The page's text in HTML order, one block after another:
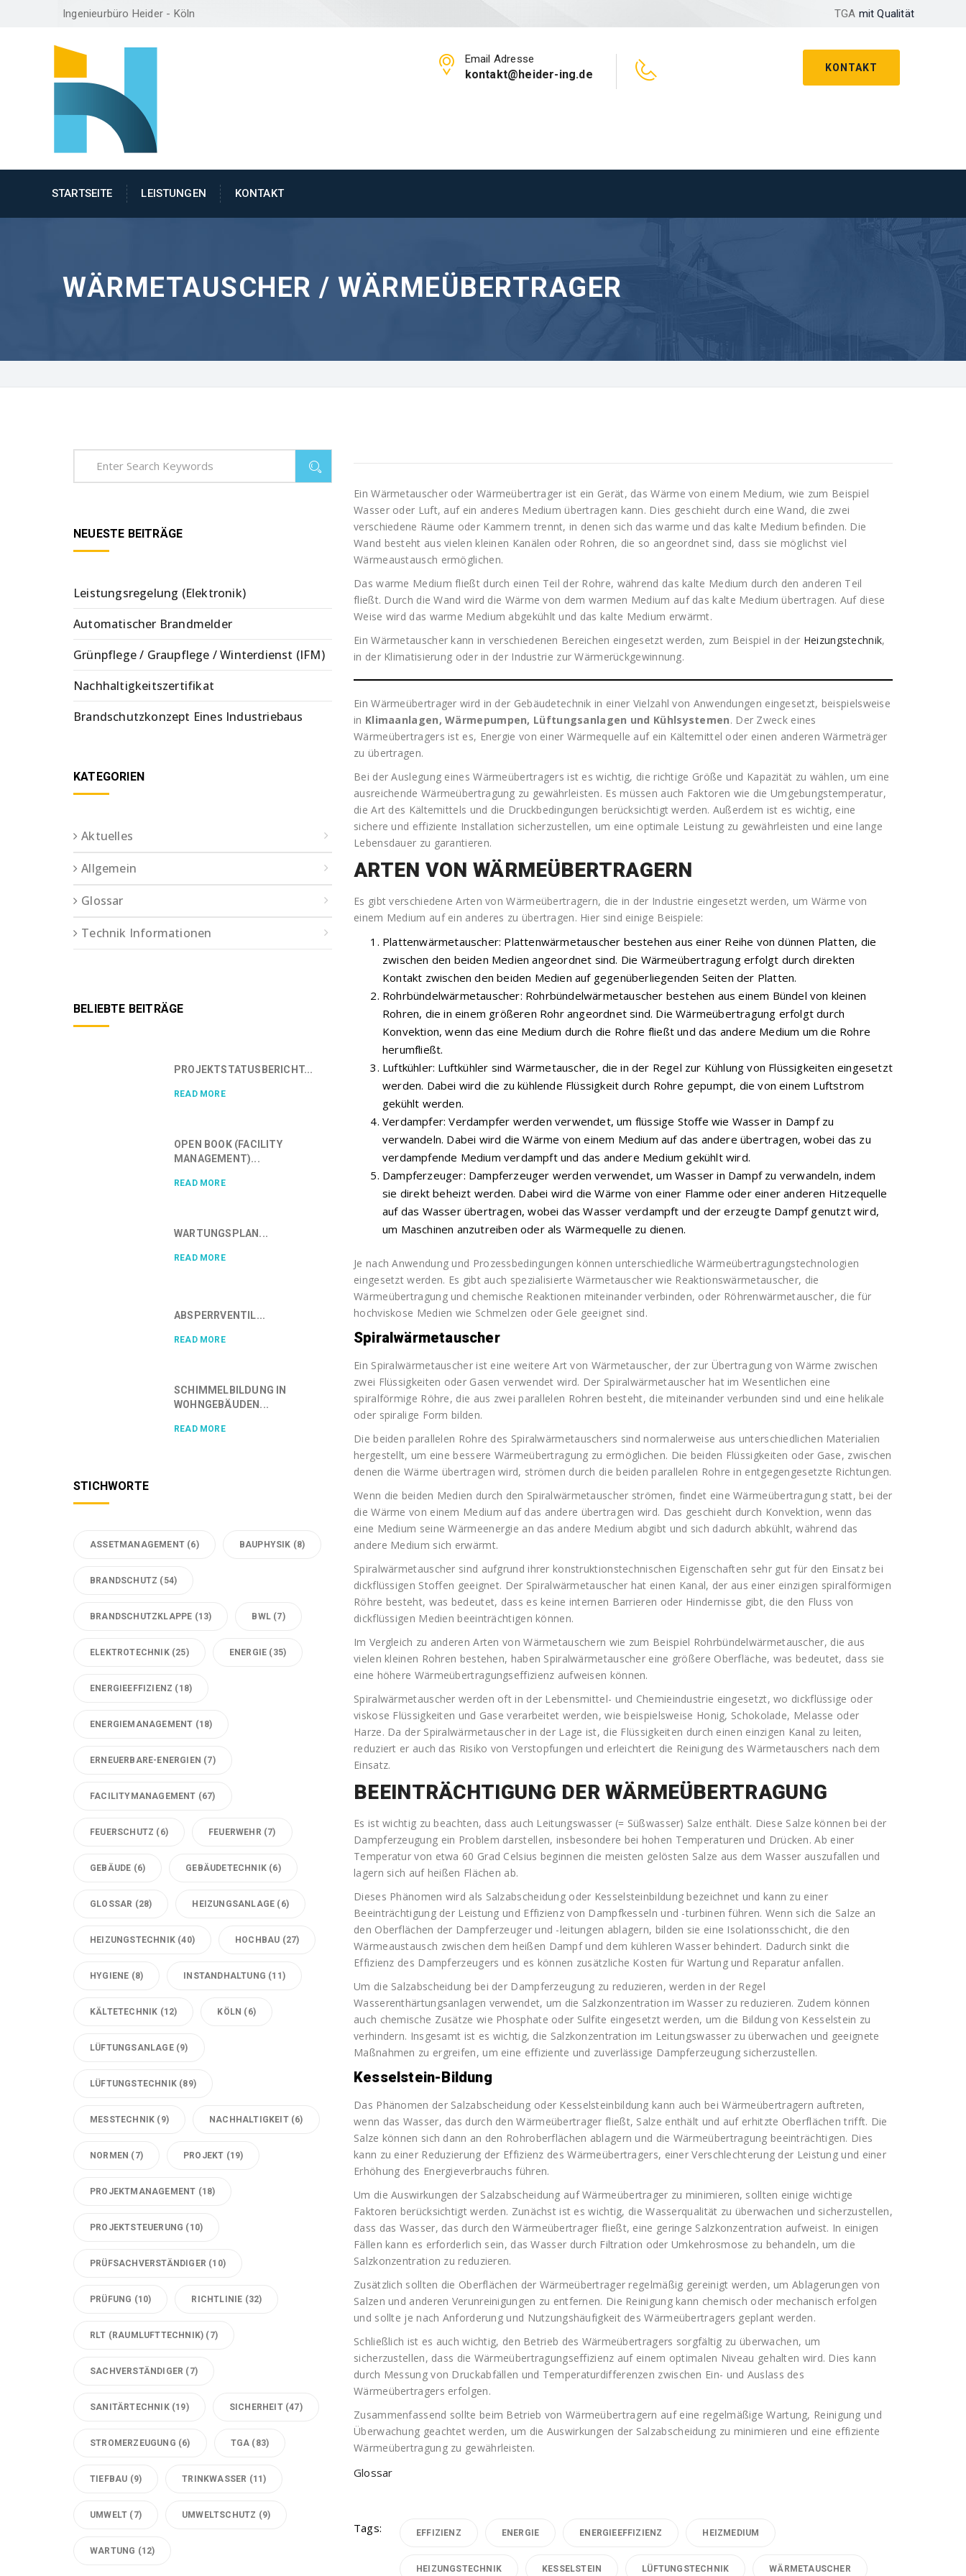
Ingenieurbüro Heider - Köln TGA mit Qualität
KONTAKT
Email Adresse
kontakt@heider-ing.de
STARTSEITE LEISTUNGEN KONTAKT
WÄRMETAUSCHER / WÄRMEÜBERTRAGER
Ein Wärmetauscher oder Wärmeübertrager ist ein Gerät, das Wärme von einem Medium, wie zum Beispiel
Wasser oder Luft, auf ein anderes Medium übertragen kann. Dies geschieht durch eine Wand, die zwei
verschiedene Räume oder Kammern trennt, in denen sich das warme und das kalte Medium befinden. Die
Wand besteht aus vielen kleinen Kanälen oder Rohren, die so angeordnet sind, dass sie möglichst viel
Wärmeaustausch ermöglichen.
Das warme Medium fließt durch einen Teil der Rohre, während das kalte Medium durch den anderen Teil
fließt. Durch die Wand wird die Wärme von dem warmen Medium auf das kalte Medium übertragen. Auf diese
Weise wird das warme Medium abgekühlt und das kalte Medium erwärmt.
Ein Wärmetauscher kann in verschiedenen Bereichen eingesetzt werden, zum Beispiel in der Heizungstechnik,
in der Klimatisierung oder in der Industrie zur Wärmerückgewinnung.
Ein Wärmeübertrager wird in der Gebäudetechnik in einer Vielzahl von Anwendungen eingesetzt, beispielsweise
in Klimaanlagen, Wärmepumpen, Lüftungsanlagen und Kühlsystemen. Der Zweck eines
Wärmeübertragers ist es, Energie von einer Wärmequelle auf ein Kältemittel oder einen anderen Wärmeträger
zu übertragen.
Bei der Auslegung eines Wärmeübertragers ist es wichtig, die richtige Größe und Kapazität zu wählen, um eine
ausreichende Wärmeübertragung zu gewährleisten. Es müssen auch Faktoren wie die Umgebungstemperatur,
die Art des Kältemittels und die Druckbedingungen berücksichtigt werden. Außerdem ist es wichtig, eine
sichere und effiziente Installation sicherzustellen, um eine optimale Leistung zu gewährleisten und eine lange
Lebensdauer zu garantieren.
ARTEN VON WÄRMEÜBERTRAGERN
Es gibt verschiedene Arten von Wärmeübertragern, die in der Industrie eingesetzt werden, um Wärme von
einem Medium auf ein anderes zu übertragen. Hier sind einige Beispiele:
Plattenwärmetauscher: Plattenwärmetauscher bestehen aus einer Reihe von dünnen Platten, die
zwischen den beiden Medien angeordnet sind. Die Wärmeübertragung erfolgt durch direkten
Kontakt zwischen den beiden Medien auf gegenüberliegenden Seiten der Platten.
Rohrbündelwärmetauscher: Rohrbündelwärmetauscher bestehen aus einem Bündel von kleinen
Rohren, die in einem größeren Rohr angeordnet sind. Die Wärmeübertragung erfolgt durch
Konvektion, wenn das eine Medium durch die Rohre fließt und das andere Medium um die Rohre
herumfließt.
Luftkühler: Luftkühler sind Wärmetauscher, die in der Regel zur Kühlung von Flüssigkeiten eingesetzt
werden. Dabei wird die zu kühlende Flüssigkeit durch Rohre gepumpt, die von einem Luftstrom
gekühlt werden.
Verdampfer: Verdampfer werden verwendet, um flüssige Stoffe wie Wasser in Dampf zu
verwandeln. Dabei wird die Wärme von einem Medium auf das andere übertragen, wobei das zu
verdampfende Medium verdampft und das andere Medium gekühlt wird.
Dampferzeuger: Dampferzeuger werden verwendet, um Wasser in Dampf zu verwandeln, indem
sie direkt beheizt werden. Dabei wird die Wärme von einer Flamme oder einer anderen Hitzequelle
auf das Wasser übertragen, wobei das Wasser verdampft und der erzeugte Dampf genutzt wird,
um Maschinen anzutreiben oder als Wärmequelle zu dienen.
Je nach Anwendung und Prozessbedingungen können unterschiedliche Wärmeübertragungstechnologien
eingesetzt werden. Es gibt auch spezialisierte Wärmetauscher wie Reaktionswärmetauscher, die
Wärmeübertragung und chemische Reaktionen miteinander verbinden, oder Röhrenwärmetauscher, die für
hochviskose Medien wie Schmelzen oder Gele geeignet sind.
Spiralwärmetauscher
Ein Spiralwärmetauscher ist eine weitere Art von Wärmetauscher, der zur Übertragung von Wärme zwischen
zwei Flüssigkeiten oder Gasen verwendet wird. Der Spiralwärmetauscher hat im Wesentlichen eine
spiralförmige Röhre, die aus zwei parallelen Rohren besteht, die miteinander verbunden sind und eine helikale
oder spiralige Form bilden.
Die beiden parallelen Rohre des Spiralwärmetauschers sind normalerweise aus unterschiedlichen Materialien
hergestellt, um eine bessere Wärmeübertragung zu ermöglichen. Die beiden Flüssigkeiten oder Gase, zwischen
denen die Wärme übertragen wird, strömen durch die beiden parallelen Rohre in entgegengesetzte Richtungen.
Wenn die beiden Medien durch den Spiralwärmetauscher strömen, findet eine Wärmeübertragung statt, bei der
die Wärme von einem Medium auf das andere übertragen wird. Das geschieht durch Konvektion, wenn das
eine Medium seine Wärmeenergie an das andere Medium abgibt und sich dadurch abkühlt, während das
andere Medium sich erwärmt.
Spiralwärmetauscher sind aufgrund ihrer konstruktionstechnischen Eigenschaften sehr gut für den Einsatz bei
dickflüssigen Stoffen geeignet. Der Spiralwärmetauscher hat einen Kanal, der aus einer einzigen spiralförmigen
Röhre besteht, was bedeutet, dass es keine internen Barrieren oder Hindernisse gibt, die den Fluss von
dickflüssigen Medien beeinträchtigen können.
Im Vergleich zu anderen Arten von Wärmetauschern wie zum Beispiel Rohrbündelwärmetauscher, die aus
vielen kleinen Rohren bestehen, haben Spiralwärmetauscher eine größere Oberfläche, was bedeutet, dass sie
eine höhere Wärmeübertragungseffizienz aufweisen können.
Spiralwärmetauscher werden oft in der Lebensmittel- und Chemieindustrie eingesetzt, wo dickflüssige oder
viskose Flüssigkeiten und Gase verarbeitet werden, wie beispielsweise Honig, Schokolade, Melasse oder
Harze. Da der Spiralwärmetauscher in der Lage ist, die Flüssigkeiten durch einen einzigen Kanal zu leiten,
reduziert er auch das Risiko von Verstopfungen und erleichtert die Reinigung des Wärmetauschers nach dem
Einsatz.
BEEINTRÄCHTIGUNG DER WÄRMEÜBERTRAGUNG
Es ist wichtig zu beachten, dass auch Leitungswasser (= Süßwasser) Salze enthält. Diese Salze können bei der
Dampferzeugung ein Problem darstellen, insbesondere bei hohen Temperaturen und Drücken. Ab einer
Temperatur von etwa 60 Grad Celsius beginnen die meisten gelösten Salze aus dem Wasser auszufallen und
lagern sich auf heißen Flächen ab.
Dieses Phänomen wird als Salzabscheidung oder Kesselsteinbildung bezeichnet und kann zu einer
Beeinträchtigung der Leistung und Effizienz von Dampfkesseln und -turbinen führen. Wenn sich die Salze an
den Oberflächen der Dampferzeuger und -leitungen ablagern, bilden sie eine Isolationsschicht, die den
Wärmeaustausch zwischen dem heißen Dampf und dem kühleren Wasser behindert. Dadurch sinkt die
Effizienz des Dampferzeugers und es können zusätzliche Kosten für Wartung und Reparatur anfallen.
Um die Salzabscheidung bei der Dampferzeugung zu reduzieren, werden in der Regel
Wasserenthärtungsanlagen verwendet, um die Salzkonzentration im Wasser zu reduzieren. Zudem können
auch chemische Zusätze wie Phosphate oder Sulfite eingesetzt werden, um die Bildung von Kesselstein zu
verhindern. Insgesamt ist es wichtig, die Salzkonzentration im Leitungswasser zu überwachen und geeignete
Maßnahmen zu ergreifen, um eine effiziente und zuverlässige Dampferzeugung sicherzustellen.
Kesselstein-Bildung
Das Phänomen der Salzabscheidung oder Kesselsteinbildung kann auch bei Wärmeübertragern auftreten,
wenn das Wasser, das durch den Wärmeübertrager fließt, Salze enthält und auf erhitzte Oberflächen trifft. Die
Salze können sich dann an den Rohroberflächen ablagern und die Wärmeübertragung beeinträchtigen. Dies
kann zu einer Reduzierung der Effizienz des Wärmeübertragers, einer Verschlechterung der Leistung und einer
Erhöhung des Energieverbrauchs führen.
Um die Auswirkungen der Salzabscheidung auf Wärmeübertrager zu minimieren, sollten einige wichtige
Faktoren berücksichtigt werden. Zunächst ist es wichtig, die Wasserqualität zu überwachen und sicherzustellen,
dass das Wasser, das durch den Wärmeübertrager fließt, eine geringe Salzkonzentration aufweist. In einigen
Fällen kann es erforderlich sein, das Wasser durch Filtration oder Umkehrosmose zu behandeln, um die
Salzkonzentration zu reduzieren.
Zusätzlich sollten die Oberflächen der Wärmeübertrager regelmäßig gereinigt werden, um Ablagerungen von
Salzen und anderen Verunreinigungen zu entfernen. Die Reinigung kann chemisch oder mechanisch erfolgen
und sollte je nach Anforderung und Nutzungshäufigkeit des Wärmeübertragers geplant werden.
Schließlich ist es auch wichtig, den Betrieb des Wärmeübertragers sorgfältig zu überwachen, um
sicherzustellen, dass die Wärmeübertragungseffizienz auf einem optimalen Niveau gehalten wird. Dies kann
durch Messung von Druckabfällen und Temperaturdifferenzen zwischen Ein- und Auslass des
Wärmeübertragers erfolgen.
Zusammenfassend sollte beim Betrieb von Wärmeübertragern auf eine regelmäßige Wartung, Reinigung und
Überwachung geachtet werden, um die Auswirkungen der Salzabscheidung zu minimieren und eine effiziente
Wärmeübertragung zu gewährleisten.
Glossar
Tags: EFFIZIENZ ENERGIE ENERGIEEFFIZIENZ HEIZMEDIUM
HEIZUNGSTECHNIK KESSELSTEIN LÜFTUNGSTECHNIK WÄRMETAUSCHER
NEUESTE BEITRÄGE
Leistungsregelung (Elektronik)
Automatischer Brandmelder
Grünpflege / Graupflege / Winterdienst (IFM)
Nachhaltigkeitszertifikat
Brandschutzkonzept Eines Industriebaus
KATEGORIEN
Aktuelles
Allgemein
Glossar
Technik Informationen
BELIEBTE BEITRÄGE
PROJEKTSTATUSBERICHT...
READ MORE
OPEN BOOK (FACILITY
MANAGEMENT)...
READ MORE
WARTUNGSPLAN...
READ MORE
ABSPERRVENTIL...
READ MORE
SCHIMMELBILDUNG IN
WOHNGEBÄUDEN...
READ MORE
STICHWORTE
ASSETMANAGEMENT (6) BAUPHYSIK (8)
BRANDSCHUTZ (54)
BRANDSCHUTZKLAPPE (13) BWL (7)
ELEKTROTECHNIK(25) ENERGIE (35)
ENERGIEEFFIZIENZ (18)
ENERGIEMANAGEMENT (18)
ERNEUERBARE-ENERGIEN (7)
FACILITYMANAGEMENT (67)
FEUERSCHUTZ (6) FEUERWEHR (7)
GEBÄUDE (6) GEBÄUDETECHNIK (6)
GLOSSAR (28) HEIZUNGSANLAGE (6)
HEIZUNGSTECHNIK (40) HOCHBAU (27)
HYGIENE (8) INSTANDHALTUNG (11)
KÄLTETECHNIK (12) KÖLN (6)
LÜFTUNGSANLAGE(9)
LÜFTUNGSTECHNIK (89)
MESSTECHNIK (9) NACHHALTIGKEIT(6)
NORMEN (7) PROJEKT (19)
PROJEKTMANAGEMENT (18)
PROJEKTSTEUERUNG (10)
PRÜFSACHVERSTÄNDIGER (10)
PRÜFUNG (10) RICHTLINIE (32)
RLT (RAUMLUFTTECHNIK) (7)
SACHVERSTÄNDIGER (7)
SANITÄRTECHNIK(19) SICHERHEIT(47)
STROMERZEUGUNG (6) TGA (83)
TIEFBAU (9) TRINKWASSER (11)
UMWELT (7) UMWELTSCHUTZ (9)
WARTUNG (12)